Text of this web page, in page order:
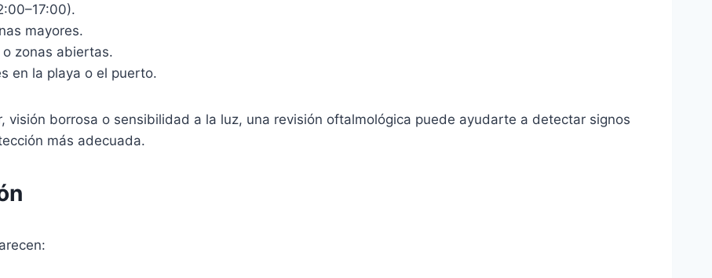
mayores.
zonas abiertas.
en la playa o el puerto.
visión borrosa o sensibilidad a la luz, una revisión oftalmológica puede ayudarte a detectar signos
más adecuada.